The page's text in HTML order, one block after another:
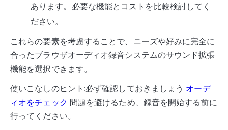
あります。必要な機能とコストを比較検討してく
ださい。
これらの要素を考慮することで、ニーズや好みに完全に
合ったブラウザオーディオ録音システムのサウンド拡張
機能を選択できます。
使いこなしのヒント:必ず確認しておきましょう オーデ
ィオをチェック 問題を避けるため、録音を開始する前に
行ってください。